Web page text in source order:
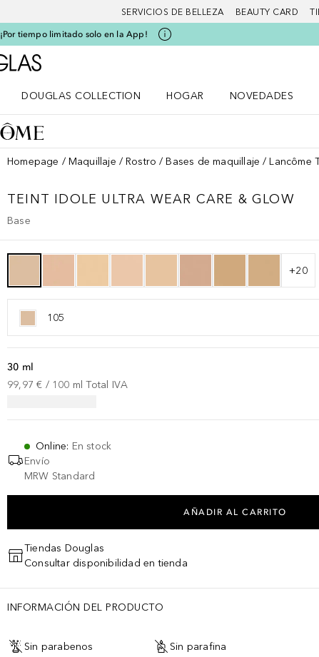
SERVICIOS DE BELLEZA BEAUTY CARD
tiempo limitado solo en la App!
A Douglas Home
DOUGLAS COLLECTION
HOGAR
NOVEDADES
Homepage Maquillaje Rostro Bases de maquillaje Lancôme
TEINT IDOLE ULTRA WEAR CARE & GLOW
Base
+20
105
30 ml
99,97 € / 100 ml Total IVA
Online: En stock
Envío
MRW Standard
AÑADIR AL CARRITO
Tiendas Douglas
Consultar disponibilidad en tienda
INFORMACIÓN DEL PRODUCTO
Sin parabenos Sin parafina